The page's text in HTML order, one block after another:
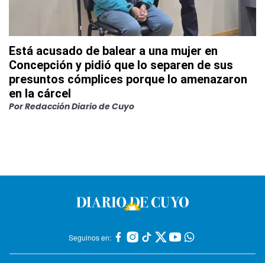
Está acusado de balear a una mujer en
Concepción y pidió que lo separen de sus
presuntos cómplices porque lo amenazaron
en la cárcel
PorRedacción Diario de Cuyo
Seguinos en: